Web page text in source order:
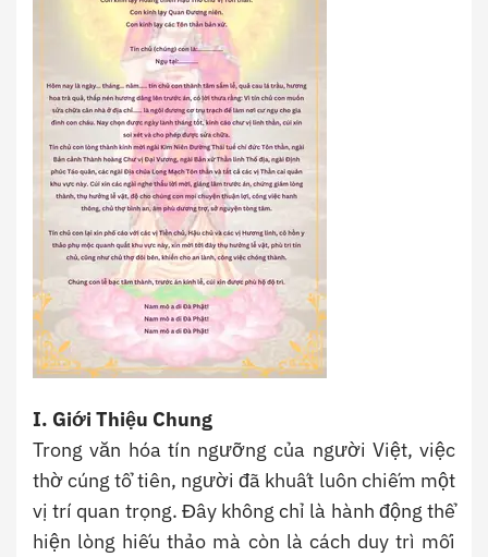
I. Giới Thiệu Chung
Trong văn hóa tín ngưỡng của người Việt, việc
thờ cúng tổ tiên, người đã khuất luôn chiếm một
vị trí quan trọng. Đây không chỉ là hành động thể
hiện lòng hiếu thảo mà còn là cách duy trì mối